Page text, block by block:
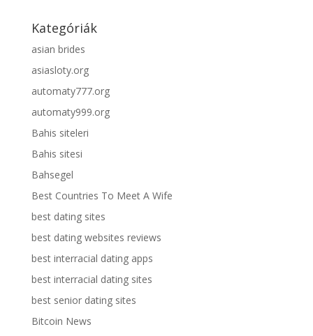
Kategóriák
asian brides
asiasloty.org
automaty777.org
automaty999.org
Bahis siteleri
Bahis sitesi
Bahsegel
Best Countries To Meet A Wife
best dating sites
best dating websites reviews
best interracial dating apps
best interracial dating sites
best senior dating sites
Bitcoin News